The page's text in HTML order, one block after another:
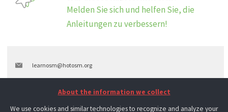
Melden Sie sich und helfen Sie, die
Anleitungen zu verbessern!
learnosm@hotosm.org
About the information we collect
We use cookies and similar technologies to recognize and analyze your